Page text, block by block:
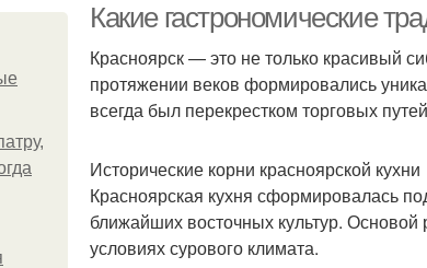
Какие гастрономические
Красноярск — это не только красивый
протяжении веков формировались
всегда был перекрестком торговых
Исторические корни красноярской кухни
Красноярская кухня сформировалась
ближайших восточных культур.
условиях сурового климата.